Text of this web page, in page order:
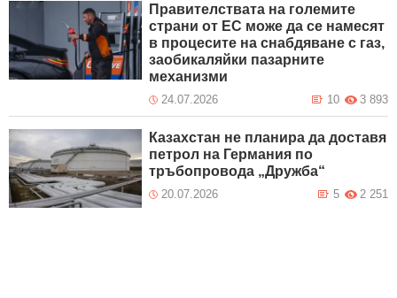
Правителствата на големите
страни от ЕС може да се намесят
в процесите на снабдяване с газ,
заобикаляйки пазарните
механизми
24.07.2026 3 893
10
Казахстан не планира да доставя
петрол на Германия по
тръбопровода „Дружба“
20.07.2026 2 251
5